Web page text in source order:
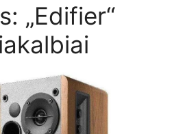
„Edifier“